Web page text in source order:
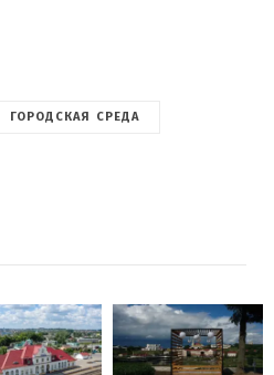
ГОРОДСКАЯ СРЕДА